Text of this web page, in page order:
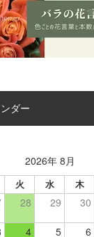
ダー
2026年 8月
火 水 木
28 29 30
4 5 6